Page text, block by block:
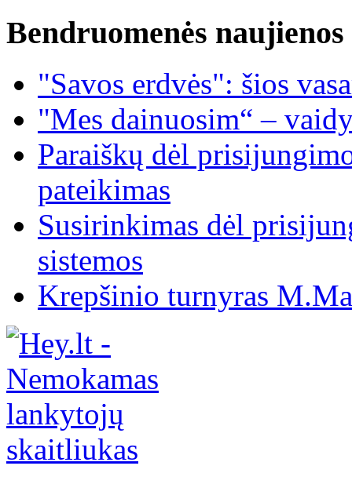
Bendruomenės naujienos
"Savos erdvės": šios
"Mes dainuosim“ –
Paraiškų dėl
pateikimas
Susirinkimas dėl
sistemos
Krepšinio turnyras